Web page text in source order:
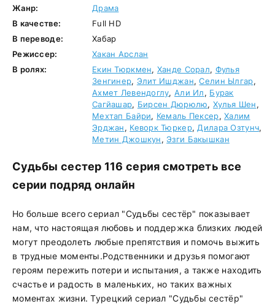
Жанр:
Драма
В качестве:
Full HD
В переводе:
Хабар
Режиссер:
Хакан Арслан
В ролях:
Екин Тюркмен, Ханде Сорал, Фулья
Зенгинер, Элит Ишджан,Селин Ылгар,
Ахмет Левендоглу,Али Ил, Бурак
Сагйашар, Бирсен Дюрюлю,Хулья Шен,
Мехтап Байри, Кемаль Пексер,Халим
Эрджан, Кеворк Тюркер, Дилара Озтунч,
Метин Джошкун,Эзги Бакышкан
Судьбы сестер 116 серия смотреть все
серии подряд онлайн
Но больше всего сериал "Судьбы сестёр" показывает
нам, что настоящая любовь и поддержка близких людей
могут преодолеть любые препятствия и помочь выжить
в трудные моменты.Родственники и друзья помогают
героям пережить потери и испытания, а также находить
счастье и радость в маленьких, но таких важных
моментах жизни. Турецкий сериал "Судьбы сестёр"